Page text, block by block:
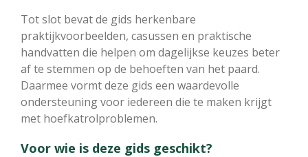
Tot slot bevat de gids herkenbare
praktijkvoorbeelden, casussen en praktische
handvatten die helpen om dagelijkse keuzes beter
af te stemmen op de behoeften van het paard.
Daarmee vormt deze gids een waardevolle
ondersteuning voor iedereen die te maken krijgt
met hoefkatrolproblemen.
Voor wie is deze gids geschikt?